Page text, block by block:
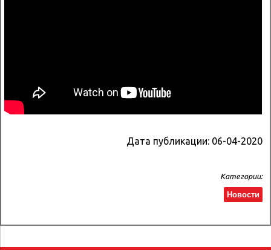
Дата публикации: 06-04-2020
Категории:
Новости